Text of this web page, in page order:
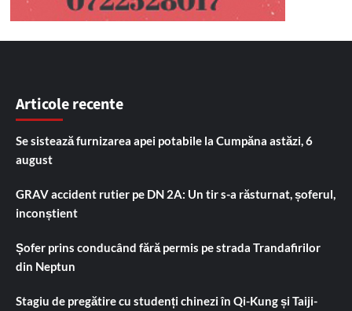
Articole recente
Se sistează furnizarea apei potabile la Cumpăna astăzi, 6
august
GRAV accident rutier pe DN 2A: Un tir s-a răsturnat, șoferul,
inconștient
Șofer prins conducând fără permis pe strada Trandafirilor
din Neptun
Stagiu de pregătire cu studenți chinezi în Qi-Kung și Taiji-